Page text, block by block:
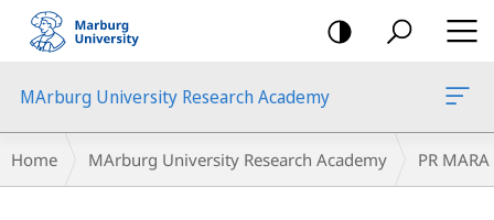
mobile
navigation
MArburg University Research Academy
Breadcrumb-
Navigation
Home MArburg University Research Academy PR MARA